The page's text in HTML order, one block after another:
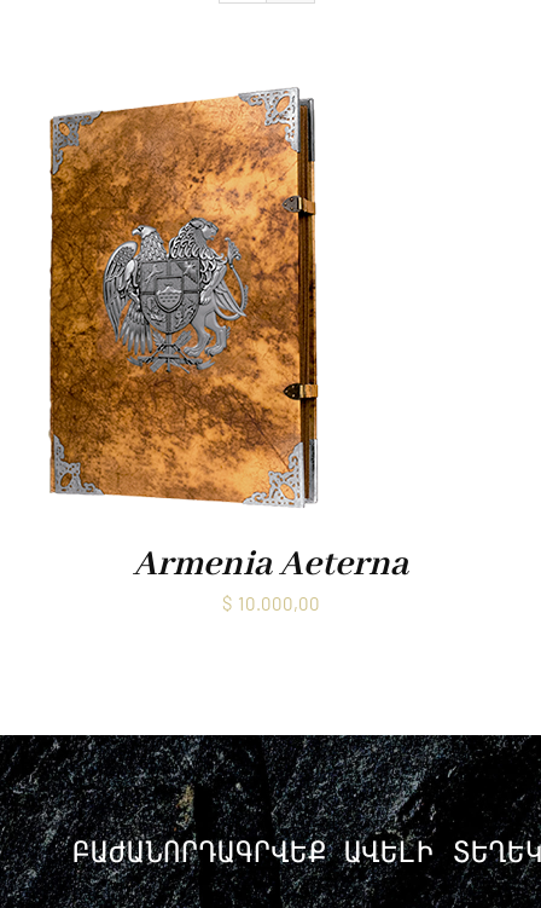
մամուլ
Կապ
Armenia Aeterna
$ 10.000,00
ԲԱԺԱՆՈՐԴԱԳՐՎԵՔ ԱՎԵԼԻ